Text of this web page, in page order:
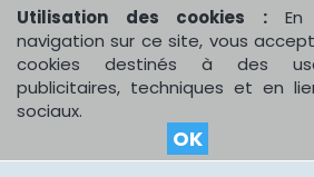
Utilisation des cookies :
navigation sur ce site, vous
cookies destinés à des
publicitaires, techniques et en
sociaux.
OK